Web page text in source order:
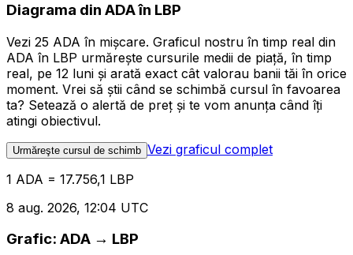
Diagrama din ADA în LBP
Vezi 25 ADA în mișcare. Graficul nostru în timp real din
ADA în LBP urmărește cursurile medii de piață, în timp
real, pe 12 luni și arată exact cât valorau banii tăi în orice
moment. Vrei să știi când se schimbă cursul în favoarea
ta? Setează o alertă de preț și te vom anunța când îți
atingi obiectivul.
Urmăreşte cursul de schimb Vezi graficul complet
1 ADA = 17.756,1 LBP
8 aug. 2026, 12:04 UTC
Grafic: ADA → LBP